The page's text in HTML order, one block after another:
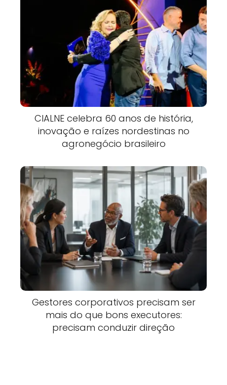
CIALNE celebra 60 anos de história,
inovação e raízes nordestinas no
agronegócio brasileiro
Gestores corporativos precisam ser
mais do que bons executores:
precisam conduzir direção